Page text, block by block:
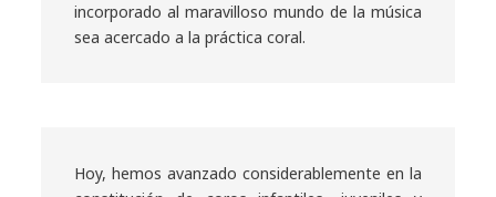
incorporado al maravilloso mundo de la música
sea acercado a la práctica coral.
Hoy, hemos avanzado considerablemente en la